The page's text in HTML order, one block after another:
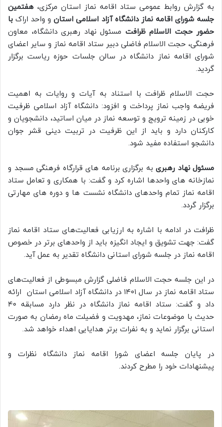
به گزارش روابط عمومی ستاد اقامه نماز استان مرکزی، هفتمین
جلسه شورای اقامه نماز دانشگاه آزاد اسلامی استانو واحد اراک با
حضور حجت الاسلام ظرافت مسئول نهاد رهبری دانشگاه، معاون
فرهنگی، حجت الاسلام فاضلی دبیر ستاد اقامه نماز و سایر اعضای
شورای اقامه نماز دانشگاه در سالن جلسات حوزه ریاست برگزار
گردید.
حجت الاسلام ظرافت با استناد به آیات و روایات به اهمیت
فریضه واجب نماز پرداخت و افزود: دانشگاه آزاد اسلامی ظرفیت
خوبی در زمینه ترویج و توسعه نماز در میان اساتید، دانشجویان و
کارکنان دارد و باید از این ظرفیت در تربیت دینی قشر جوان
دانشجو استفاده مفید شود.
مسئول نهاد رهبری به برگزاری برنامه های قرارگاه فرهنگی مسجد و
نمازخانه های واحدها اشاره کرد و گفت: با همکاری و تعامل ستاد
اقامه نماز تمام واحدهای دانشگاه نشست ها و دوره های مهارتی
برگزار گردد.
ظرافت در ادامه با اشاره به ارزیابی فعالیت‌های ستاد اقامه نماز
گفت: جهت تشویق و ایجاد انگیزه باید از واحدهای برتر در خصوص
اقامه نماز در جلسه شورای استانی دانشگاه تقدیر به عمل آید.
در این جلسه حجت الاسلام فاضلی گزارش مبسوطی از فعالیت‌های
ستاد اقامه نماز در سال ۱۴۰۱ در دانشگاه آزاد اسلامی استان ارائه
داد و گفت: ستاد اقامه نماز دانشگاه در نظر دارد مسابقه ۴۰
حدیث با موضوعات نماز، مهدویت و فضیلت ماه رمضان به صورت
استانی برگزار نماید و به نفرات برتر هدایایی اهداء خواهد شد.
در پایان جلسه اعضای شورا اقامه نماز دانشگاه نظرات و
پیشنهادات خود را مطرح کردند.